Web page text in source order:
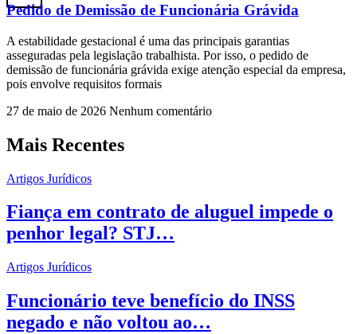
Pedido de Demissão de Funcionária Grávida
A estabilidade gestacional é uma das principais garantias
asseguradas pela legislação trabalhista. Por isso, o pedido de
demissão de funcionária grávida exige atenção especial da empresa,
pois envolve requisitos formais
27 de maio de 2026 Nenhum comentário
Mais Recentes
Artigos Jurídicos
Fiança em contrato de aluguel impede o
penhor legal? STJ…
Artigos Jurídicos
Funcionário teve benefício do INSS
negado e não voltou ao…